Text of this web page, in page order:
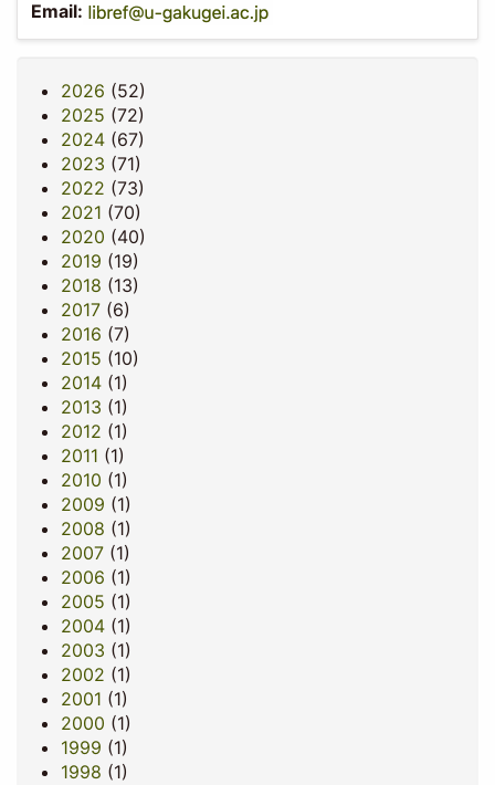
Email:
2026 (52)
2025 (72)
2024(67)
2023 (71)
2022 (73)
2021 (70)
2020 (40)
2019 (19)
2018 (13)
2017(6)
2016 (7)
2015 (10)
2014(1)
2013 (1)
2012 (1)
2011 (1)
2010 (1)
2009 (1)
2008 (1)
2007(1)
2006 (1)
2005 (1)
2004(1)
2003 (1)
2002 (1)
2001 (1)
2000 (1)
1999 (1)
1998 (1)